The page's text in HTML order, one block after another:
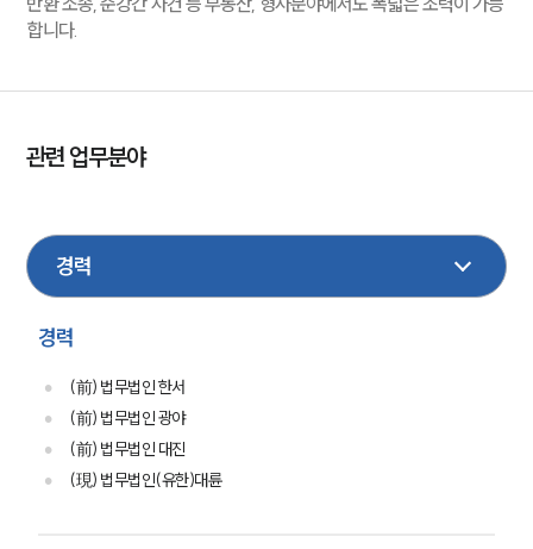
합니다.
관련 업무분야
기업법무
경력
(前) 법무법인 한서
(前) 법무법인 광야
(前) 법무법인 대진
(現) 법무법인(유한)대륜